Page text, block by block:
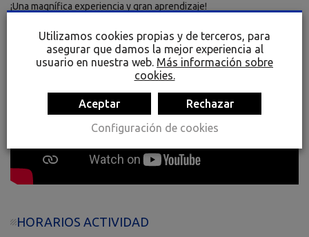
¡Una magnífica experiencia y gran aprendizaje!
HORARIOS ACTIVIDAD
Utilizamos cookies propias y de terceros, para
asegurar que damos la mejor experiencia al
usuario en nuestra web. Más información sobre
cookies.
Aceptar
Rechazar
Configuración de cookies